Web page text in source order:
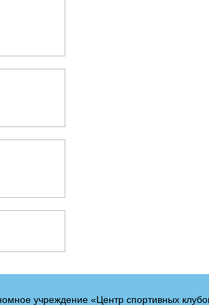
учреждение «Центр спортивных